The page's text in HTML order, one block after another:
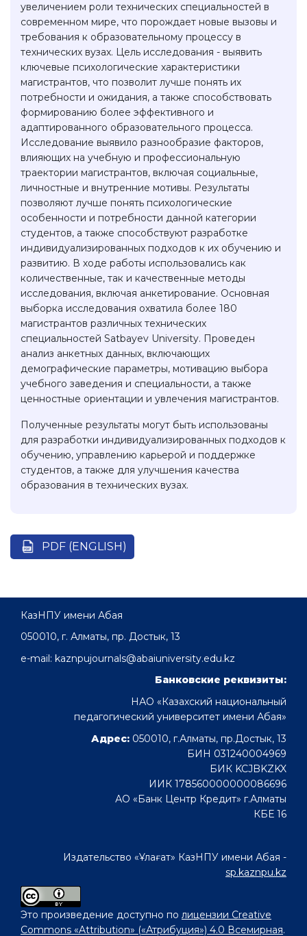
увеличением роли технических специальностей в
современном мире, что порождает новые вызовы и
требования к образовательному процессу в
технических вузах. Цель исследования - выявить
ключевые психологические характеристики
магистрантов, что позволит лучше понять их
потребности и ожидания, а также способствовать
формированию более эффективного и
адаптированного образовательного процесса.
Исследование выявило разнообразие факторов,
влияющих на учебную и профессиональную
траектории магистрантов, включая социальные,
личностные и внутренние мотивы. Результаты
позволяют лучше понять психологические
особенности и потребности данной категории
студентов, а также способствуют разработке
индивидуализированных подходов к их обучению и
развитию. В ходе работы использовались как
количественные, так и качественные методы
исследования, включая анкетирование. Основная
выборка исследования охватила более 180
магистрантов различных технических
специальностей Satbayev University. Проведен
анализ анкетных данных, включающих
демографические параметры, мотивацию выбора
учебного заведения и специальности, а также
ценностные ориентации и увлечения магистрантов.
Полученные результаты могут быть использованы
для разработки индивидуализированных подходов к
обучению, управлению карьерой и поддержке
студентов, а также для улучшения качества
образования в технических вузах.
PDF (ENGLISH)
КазНПУ имени Абая
050010, г. Алматы, пр. Достык, 13
e-mail: kaznpujournals@abaiuniversity.edu.kz
Банковские реквизиты:
НАО «Казахский национальный
педагогический университет имени Абая»
Адрес: 050010, г.Алматы, пр.Достык, 13
БИН 031240004969
БИК KCJBKZKX
ИИК 178560000000086696
АО «Банк Центр Кредит» г.Алматы
КБЕ 16
Издательство «Ұлағат» КазНПУ имени Абая -
sp.kaznpu.kz
Это произведение доступно по лицензии Creative
Commons «Attribution» («Атрибуция») 4.0 Всемирная.